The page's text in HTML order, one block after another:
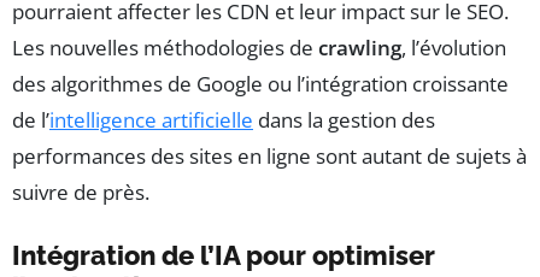
pourraient affecter les CDN et leur impact sur le SEO.
Les nouvelles méthodologies de crawling, l’évolution
des algorithmes de Google ou l’intégration croissante
de l’intelligence artificielle dans la gestion des
performances des sites en ligne sont autant de sujets à
suivre de près.
Intégration de l’IA pour optimiser